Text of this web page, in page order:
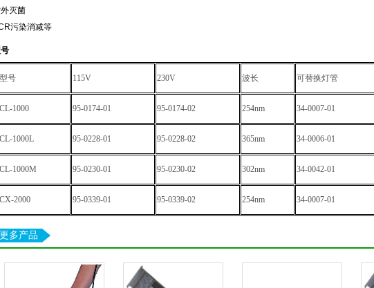
灭菌
污染消减等
号 115V 230V 波长 可替换灯管
1000 95-0174-01 95-0174-02 254nm 34-0007-01
1000L 95-0228-01 95-0228-02 365nm 34-0006-01
1000M 95-0230-01 95-0230-02 302nm 34-0042-01
2000 95-0339-01 95-0339-02 254nm 34-0007-01
更多产品